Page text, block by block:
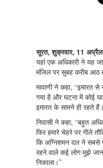
सूरत, शुक्रवार, 11
यहां एक अधिकारी ने यह
मंजिल पर सुबह करीब आठ
मावाणी ने कहा,
गया है और घटना में कोई
इमारत के सामने ही रहते
निवासी ने कहा, ‘‘बहुत
फिर हमारे चेहरे पर गीले
कि अग्निशमन दल ने सबसे
रहने वाले कई लोग मुझे
निकाला।’’